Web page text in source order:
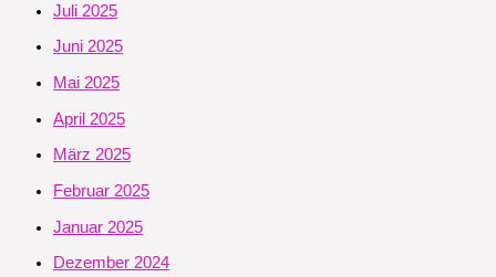
Juli 2025
Juni 2025
Mai 2025
April 2025
März 2025
Februar 2025
Januar 2025
Dezember 2024